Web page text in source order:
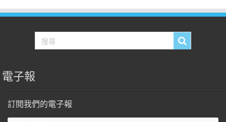
電子報
訂閱我們的電子報